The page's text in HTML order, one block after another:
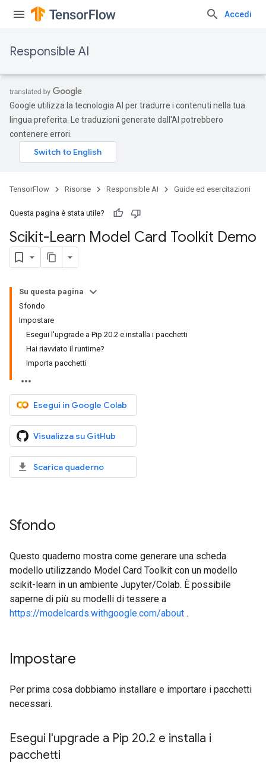
Accedi
Responsible AI
Google utilizza la tecnologia AI per tradurre i contenuti nella tua
lingua preferita. Le traduzioni generate dall'AI potrebbero
contenere errori.
TensorFlow Risorse Responsible AI Guide ed esercitazioni
Questa pagina è stata utile?
Scikit-Learn Model Card Toolkit Demo
Su questa pagina
Sfondo
Impostare
Esegui l'upgrade a Pip 20.2 e installa i pacchetti
Hai riavviato il runtime?
Importa pacchetti
Esegui in Google Colab
Visualizza su GitHub
Scarica quaderno
Sfondo
Questo quaderno mostra come generare una scheda
modello utilizzando Model Card Toolkit con un modello
scikit-learn in un ambiente Jupyter/Colab. È possibile
saperne di più su modelli di tessere a
https://modelcards.withgoogle.com/about .
Impostare
Per prima cosa dobbiamo installare e importare i pacchetti
necessari.
Esegui l'upgrade a Pip 20.2 e installa i
pacchetti